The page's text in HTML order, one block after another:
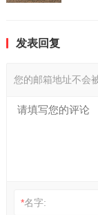
发表回复
您的邮箱地址不会
*名字: